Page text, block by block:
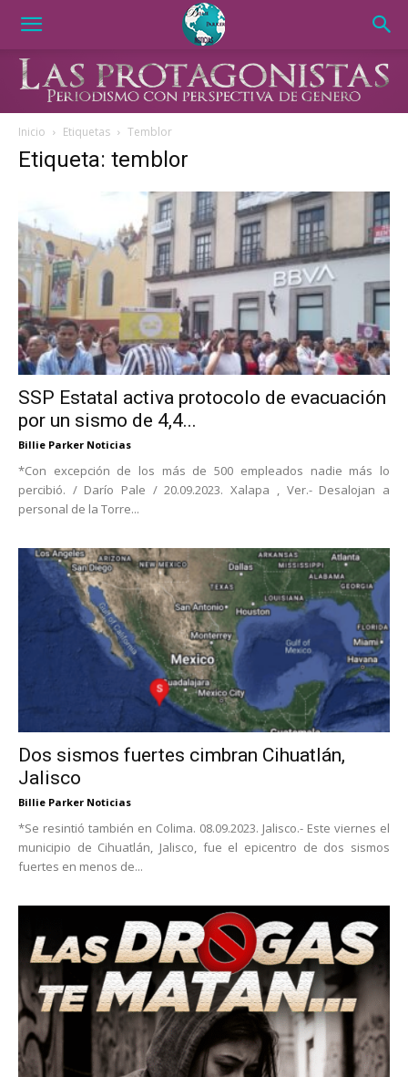
Inicio Etiquetas Temblor
Etiqueta: temblor
SSP Estatal activa protocolo de evacuación
por un sismo de 4,4...
Billie Parker Noticias
*Con excepción de los más de 500 empleados nadie más lo
percibió. / Darío Pale / 20.09.2023. Xalapa , Ver.- Desalojan a
personal de la Torre...
Dos sismos fuertes cimbran Cihuatlán,
Jalisco
Billie Parker Noticias
*Se resintió también en Colima. 08.09.2023. Jalisco.- Este viernes el
municipio de Cihuatlán, Jalisco, fue el epicentro de dos sismos
fuertes en menos de...